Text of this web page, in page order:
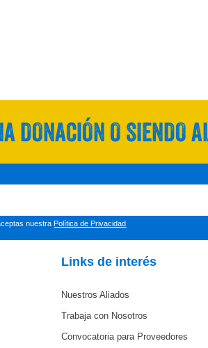
DONACIÓN O SIENDO
nuestra Política de Privacidad
Links de interés
Nuestros Aliados
Trabaja con Nosotros
Convocatoria para Proveedores